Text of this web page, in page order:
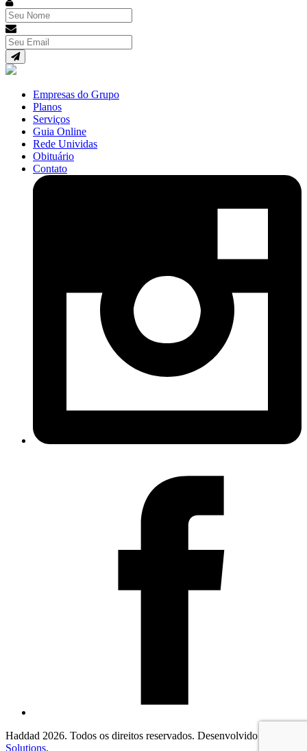
Empresas do Grupo
Planos
Serviços
Guia Online
Rede Unividas
Obituário
Contato
Haddad 2026. Todos os direitos reservados. Desenvolvido por
Solutions.